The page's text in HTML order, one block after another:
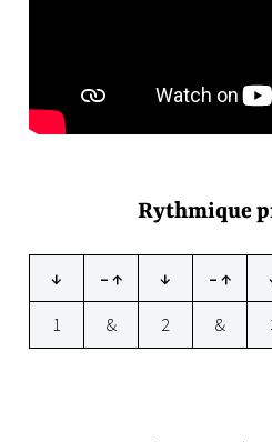
Rythmique
↓ – ↑ ↓ – ↑
1 & 2 &